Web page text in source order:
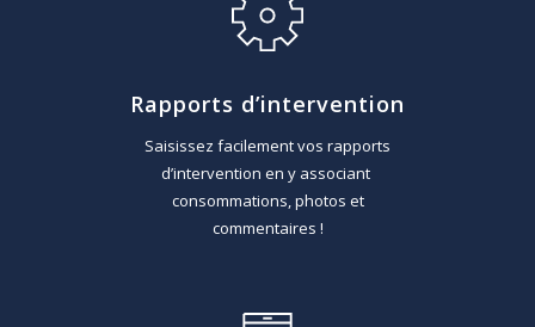
Rapports d’intervention
Saisissez facilement vos rapports
d’intervention en y associant
consommations, photos et
commentaires !